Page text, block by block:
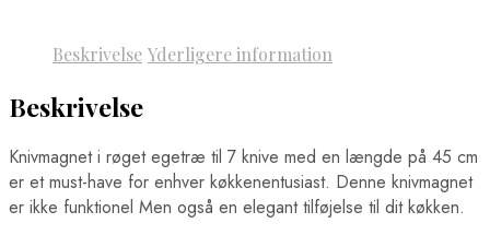
Beskrivelse Yderligere information
Beskrivelse
Knivmagnet i røget egetræ til 7 knive med en længde på 45 cm
er et must-have for enhver køkkenentusiast. Denne knivmagnet
er ikke funktionel Men også en elegant tilføjelse til dit køkken.